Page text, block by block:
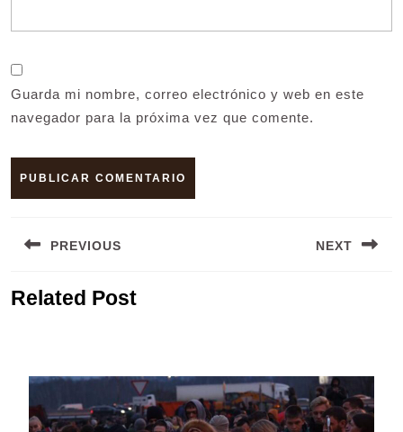
Guarda mi nombre, correo electrónico y web en este
navegador para la próxima vez que comente.
de
PREVIOUS
anterior:
NEXT
Related Post